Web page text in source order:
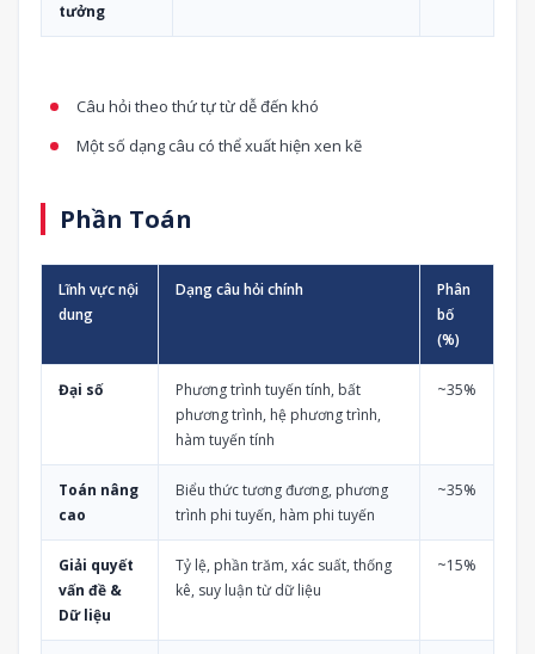
tưởng
Câu hỏi theo thứ tự từ dễ đến khó
Một số dạng câu có thể xuất hiện xen kẽ
Phần Toán
Lĩnh vực nội
dung
Dạng câu hỏi chính
Phân
bố
(%)
Đại số
Phương trình tuyến tính, bất
phương trình, hệ phương trình,
hàm tuyến tính
~35%
Toán nâng
cao
Biểu thức tương đương, phương
trình phi tuyến, hàm phi tuyến
~35%
Giải quyết
vấn đề &
Dữ liệu
Tỷ lệ, phần trăm, xác suất, thống
kê, suy luận từ dữ liệu
~15%